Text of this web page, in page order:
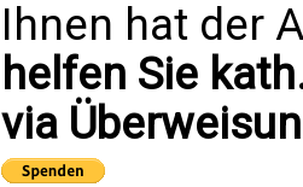
Ihnen hat der
helfen Sie
via